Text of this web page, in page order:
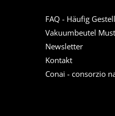
FAQ - Häufig
Vakuumbeutel
Newsletter
Kontakt
Conai - consorzio